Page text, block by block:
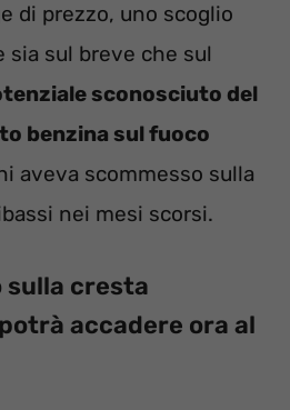
di prezzo, uno scoglio
sia sul breve che sul
sconosciuto del
benzina sul fuoco
aveva scommesso sulla
nei mesi scorsi.
sulla cresta
accadere ora al